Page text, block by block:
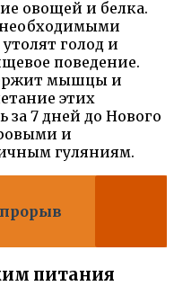
овощей и белка.
голод и
поведение.
мышцы и
этих
за 7 дней до Нового
и
гуляниям.
питания